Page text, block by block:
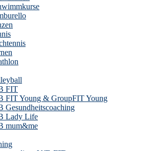
FIT
FIT Young & GroupFIT Young
Gesundheitscoaching
Lady Life
mum&me